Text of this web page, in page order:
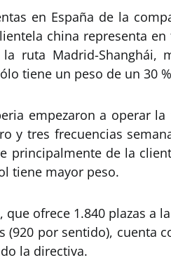
en España de la
china representa
ruta Madrid-Shanghái,
tiene un peso de un 30
empezaron a operar
y tres frecuencias
principalmente de la
tiene mayor peso.
que ofrece 1.840 plazas a
(920 por sentido), cuenta
la directiva.